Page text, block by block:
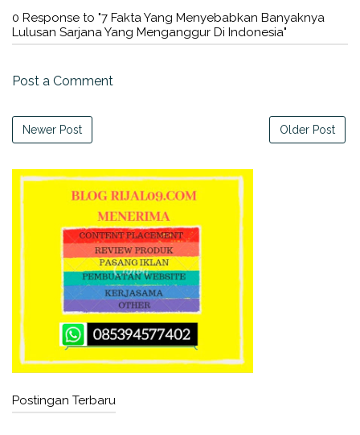
0 Response to "7 Fakta Yang Menyebabkan Banyaknya
Lulusan Sarjana Yang Menganggur Di Indonesia"
Post a Comment
Newer Post Older Post
Postingan Terbaru